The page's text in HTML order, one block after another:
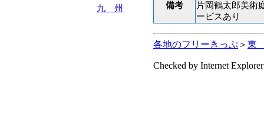
九 州 備考
片岡鶴太郎美術
ービスあり
各地のフリーきっぷ ＞ 東
Checked by Internet